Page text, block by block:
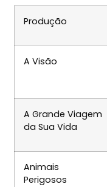
Produção
A Visão
A Grande Viagem
da Sua Vida
Animais
Perigosos